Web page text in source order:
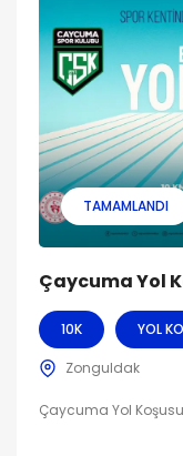
TAMAMLANDI
Çaycuma Yol
10K YOL
Zonguldak
Çaycuma Yol